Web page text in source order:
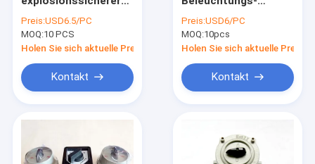
Drehenergie-
Übergangszone 21 22
Preis:USD6.5/PC
MOQ:10 PCS
Holen Sie sich aktuelle Preis
Kontakt
Standort des
Schalter-380VAC
flammenfest auf
Aus-Schalter
Preis:USD6/PC
MOQ:10pcs
Holen Sie sich aktuelle Preis
Kontakt